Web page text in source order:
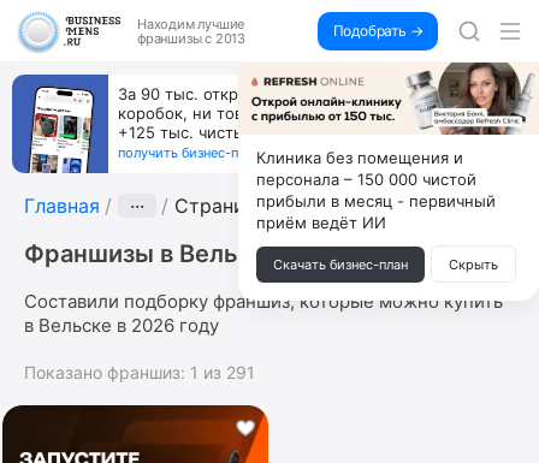
Находим лучшие
франшизы с 2013
Подобрать →
За 90 тыс. открой магазин на Авито, дома ни
коробок, ни товара, ни склада, зато каждый месяц
+125 тыс. чистыми
получить бизнес-план ↓
Главная ··· Страница 11
Франшизы в Вельске
Составили подборку франшиз, которые можно купить
в Вельске в 2026 году
Показано франшиз: 1 из 291
Клиника без помещения и
персонала – 150 000 чистой
прибыли в месяц - первичный
приём ведёт ИИ
Скачать бизнес-план Скрыть